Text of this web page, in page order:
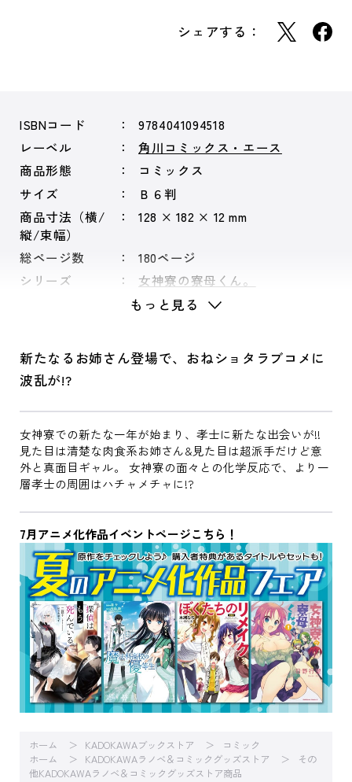
シェアする：
ISBNコード
9784041094518
レーベル
角川コミックス・エース
商品形態
コミックス
サイズ
Ｂ６判
商品寸法（横/
縦/束幅）
128 × 182 × 12 mm
総ページ数
180ページ
シリーズ
女神寮の寮母くん。
もっと見る
新たなるお姉さん登場で、おねショタラブコメに
波乱が!?
女神寮での新たな一年が始まり、孝士に新たな出会いが!!
見た目は清楚な肉食系お姉さん&見た目は超派手だけど意
外と真面目ギャル。 女神寮の面々との化学反応で、より一
層孝士の周囲はハチャメチャに!?
7月アニメ化作品イベントページこちら！
ホーム KADOKAWAブックストア
コミック
ホーム
KADOKAWAラノベ＆コミックグッズストア
その
他KADOKAWAラノベ＆コミックグッズストア商品